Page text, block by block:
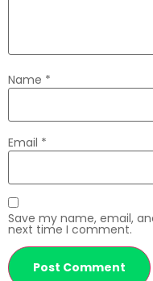
Name *
Email *
Save my name, email,
next time I comment.